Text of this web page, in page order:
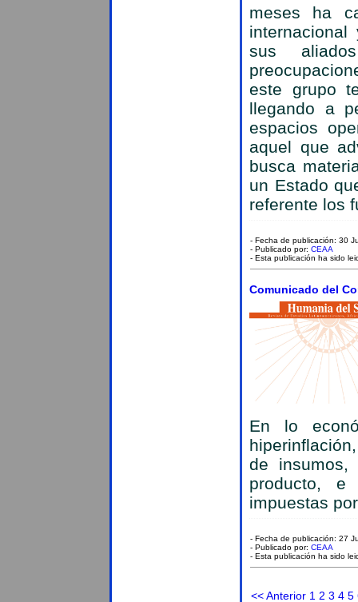
meses ha
sus
este grupo
llegando a
espacios
aquel que
busca
un Estado
referente los
- Fecha de publicación: 30
- Publicado por: CEAA
- Esta publicación ha sido
Comunicado del
En lo
de insumos,
producto, e
impuestas
- Fecha de publicación: 27
- Publicado por: CEAA
- Esta publicación ha sido
<< Anterior 1 2 3 4 5